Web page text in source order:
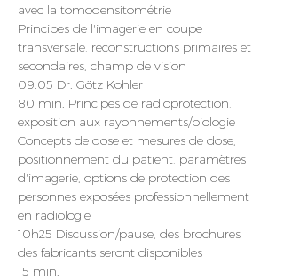
avec la tomodensitométrie
Principes de l'imagerie en coupe
transversale, reconstructions primaires et
secondaires, champ de vision
09.05 Dr. Götz Kohler
80 min. Principes de radioprotection,
exposition aux rayonnements/biologie
Concepts de dose et mesures de dose,
positionnement du patient, paramètres
d'imagerie, options de protection des
personnes exposées professionnellement
en radiologie
10h25 Discussion/pause, des brochures
des fabricants seront disponibles
15 min.